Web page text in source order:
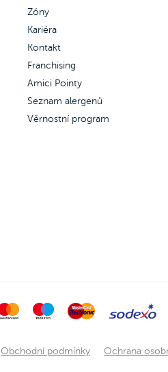
Zóny
Kariéra
Kontakt
Franchising
Amici Pointy
Seznam alergenů
Věrnostní program
Obchodní podmínky Ochrana